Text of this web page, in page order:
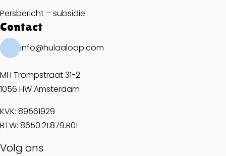
Persbericht – subsidie
Contact
info@hulaaloop.com
MH Trompstraat 31-2
1056 HW Amsterdam
KVK: 89561929
BTW: 8650.21.879.B01
Volg ons